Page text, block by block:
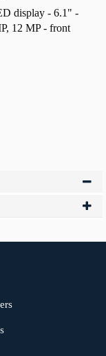
display - 6.1" -
12 MP - front